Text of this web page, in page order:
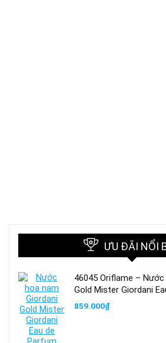
ƯU ĐÃI NỔI
46045 Oriflame –
Gold Mister Giordani
859.000₫